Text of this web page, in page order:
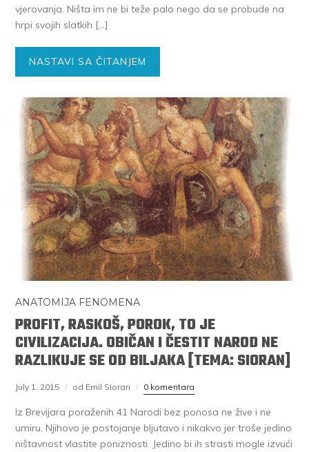
vjerovanja. Ništa im ne bi teže palo nego da se probude na
hrpi svojih slatkih […]
NASTAVI SA ČITANJEM
ANATOMIJA FENOMENA
PROFIT, RASKOŠ, POROK, TO JE
CIVILIZACIJA. OBIČAN I ČESTIT NAROD NE
RAZLIKUJE SE OD BILJAKA [TEMA: SIORAN]
July 1, 2015 od Emil Sioran 0 komentara
Iz Brevijara poraženih 41 Narodi bez ponosa ne žive i ne
umiru. Njihovo je postojanje bljutavo i nikakvo jer troše jedino
ništavnost vlastite poniznosti. Jedino bi ih strasti mogle izvući